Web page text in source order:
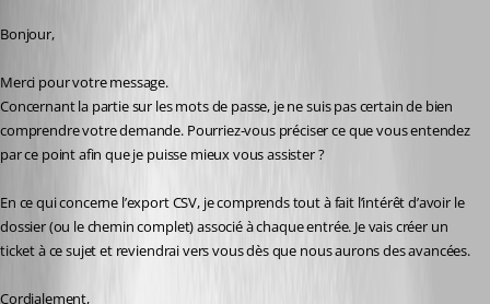
Bonjour,
Merci pour votre message.
Concernant la partie sur les mots de passe, je ne suis pas certain de bien
comprendre votre demande. Pourriez-vous préciser ce que vous entendez
par ce point afin que je puisse mieux vous assister ?
En ce qui concerne l’export CSV, je comprends tout à fait l’intérêt d’avoir le
dossier (ou le chemin complet) associé à chaque entrée. Je vais créer un
ticket à ce sujet et reviendrai vers vous dès que nous aurons des avancées.
Cordialement,